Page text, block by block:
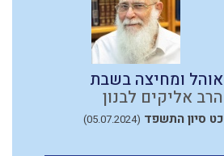
אוהל ומחיצה בשבת
הרב אליקים לבנון
כט סיון התשפד (05.07.2024)